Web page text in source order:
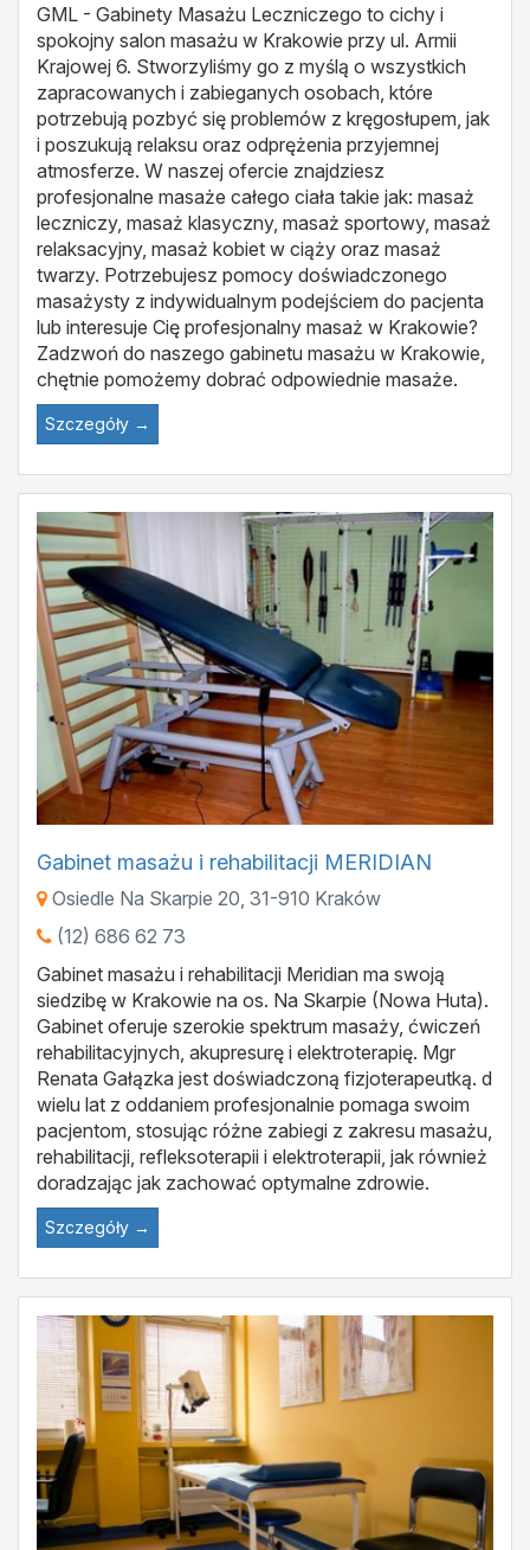
GML - Gabinety Masażu Leczniczego to cichy i
spokojny salon masażu w Krakowie przy ul. Armii
Krajowej 6. Stworzyliśmy go z myślą o wszystkich
zapracowanych i zabieganych osobach, które
potrzebują pozbyć się problemów z kręgosłupem, jak
i poszukują relaksu oraz odprężenia przyjemnej
atmosferze. W naszej ofercie znajdziesz
profesjonalne masaże całego ciała takie jak: masaż
leczniczy, masaż klasyczny, masaż sportowy, masaż
relaksacyjny, masaż kobiet w ciąży oraz masaż
twarzy. Potrzebujesz pomocy doświadczonego
masażysty z indywidualnym podejściem do pacjenta
lub interesuje Cię profesjonalny masaż w Krakowie?
Zadzwoń do naszego gabinetu masażu w Krakowie,
chętnie pomożemy dobrać odpowiednie masaże.
Szczegóły →
Gabinet masażu i rehabilitacji MERIDIAN
Osiedle Na Skarpie 20, 31-910 Kraków
(12) 686 62 73
Gabinet masażu i rehabilitacji Meridian ma swoją
siedzibę w Krakowie na os. Na Skarpie (Nowa Huta).
Gabinet oferuje szerokie spektrum masaży, ćwiczeń
rehabilitacyjnych, akupresurę i elektroterapię. Mgr
Renata Gałązka jest doświadczoną fizjoterapeutką. d
wielu lat z oddaniem profesjonalnie pomaga swoim
pacjentom, stosując różne zabiegi z zakresu masażu,
rehabilitacji, refleksoterapii i elektroterapii, jak również
doradzając jak zachować optymalne zdrowie.
Szczegóły →